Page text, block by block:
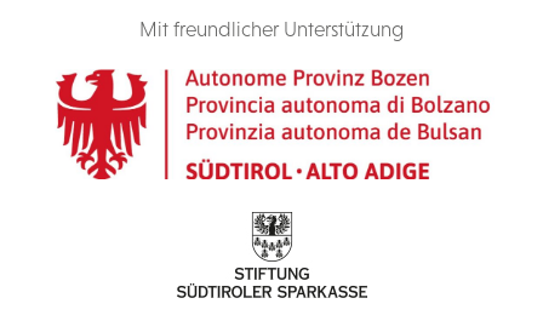
Mit freundlicher Unterstützung